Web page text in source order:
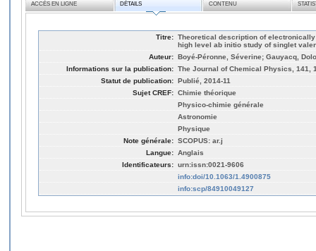
ACCÈS EN LIGNE DÉTAILS CONTENU
Titre: Theoretical description of
high level ab initio study of singlet
Auteur: Boyé-Péronne, Séverine; Gauyacq,
Informations sur la publication: The Journal of Chemical Physics, 141,
Statut de publication: Publié, 2014-11
Sujet CREF: Chimie théorique
Physico-chimie générale
Astronomie
Physique
Note générale: SCOPUS: ar.j
Langue: Anglais
Identificateurs: urn:issn:0021-9606
info:doi/10.1063/1.4900875
info:scp/84910049127